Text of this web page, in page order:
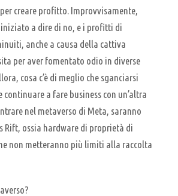
creare profitto. Improvvisamente,
a dire di no, e i profitti di
anche a causa della cattiva
per aver fomentato odio in diverse
cosa c’è di meglio che sganciarsi
a fare business con un’altra
nel metaverso di Meta, saranno
Rift, ossia hardware di proprietà di
non metteranno più limiti alla raccolta